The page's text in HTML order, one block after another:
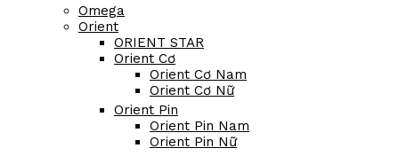
Omega
Orient
ORIENT STAR
Orient Cơ
Orient Cơ Nam
Orient Cơ Nữ
Orient Pin
Orient Pin Nam
Orient Pin Nữ